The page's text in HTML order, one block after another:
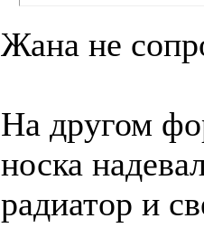
Жана не
На другом
носка
радиатор и